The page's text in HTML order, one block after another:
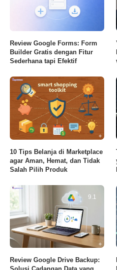
Review Google Forms: Form
Builder Gratis dengan Fitur
Sederhana tapi Efektif
10 Tips Belanja di Marketplace
agar Aman, Hemat, dan Tidak
Salah Pilih Produk
9.1
Review Google Drive Backup: